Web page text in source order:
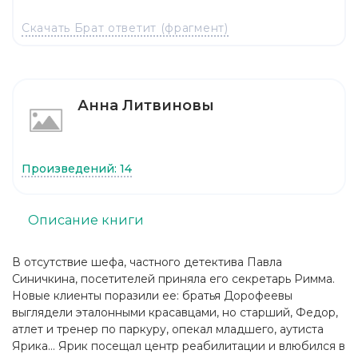
Скачать Брат ответит (фрагмент)
В отсутствие шефа, частного детектива Павла
Синичкина, посетителей приняла его секретарь Римма.
Новые клиенты поразили ее: братья Дорофеевы
выглядели эталонными красавцами, но старший, Федор,
атлет и тренер по паркуру, опекал младшего, аутиста
Ярика… Ярик посещал центр реабилитации и влюбился в
Описание книги
Анна Литвиновы
Произведений: 14